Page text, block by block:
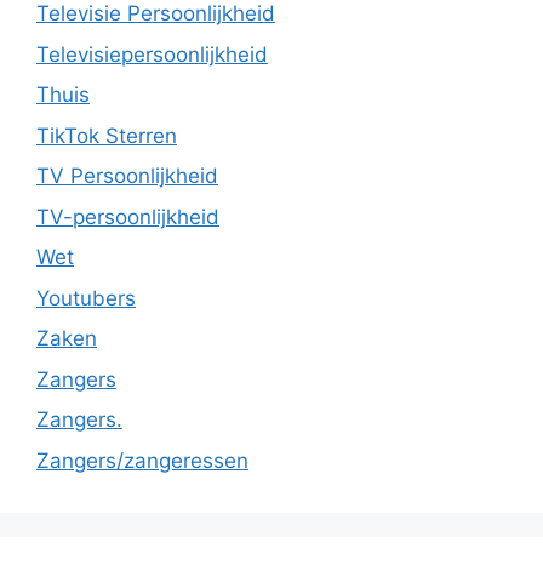
Televisie Persoonlijkheid
Televisiepersoonlijkheid
Thuis
TikTok Sterren
TV Persoonlijkheid
TV-persoonlijkheid
Wet
Youtubers
Zaken
Zangers
Zangers.
Zangers/zangeressen